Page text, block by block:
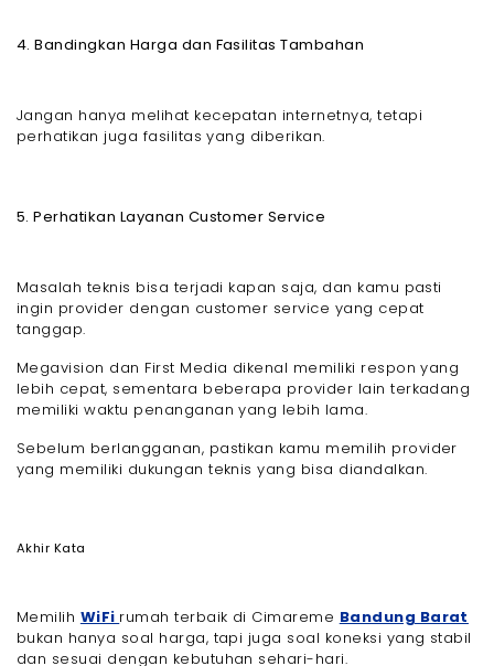
4. Bandingkan Harga dan Fasilitas Tambahan
Jangan hanya melihat kecepatan internetnya, tetapi
perhatikan juga fasilitas yang diberikan.
5. Perhatikan Layanan Customer Service
Masalah teknis bisa terjadi kapan saja, dan kamu pasti
ingin provider dengan customer service yang cepat
tanggap.
Megavision dan First Media dikenal memiliki respon yang
lebih cepat, sementara beberapa provider lain terkadang
memiliki waktu penanganan yang lebih lama.
Sebelum berlangganan, pastikan kamu memilih provider
yang memiliki dukungan teknis yang bisa diandalkan.
Akhir Kata
Memilih WiFi rumah terbaik di Cimareme Bandung Barat
bukan hanya soal harga, tapi juga soal koneksi yang stabil
dan sesuai dengan kebutuhan sehari-hari.